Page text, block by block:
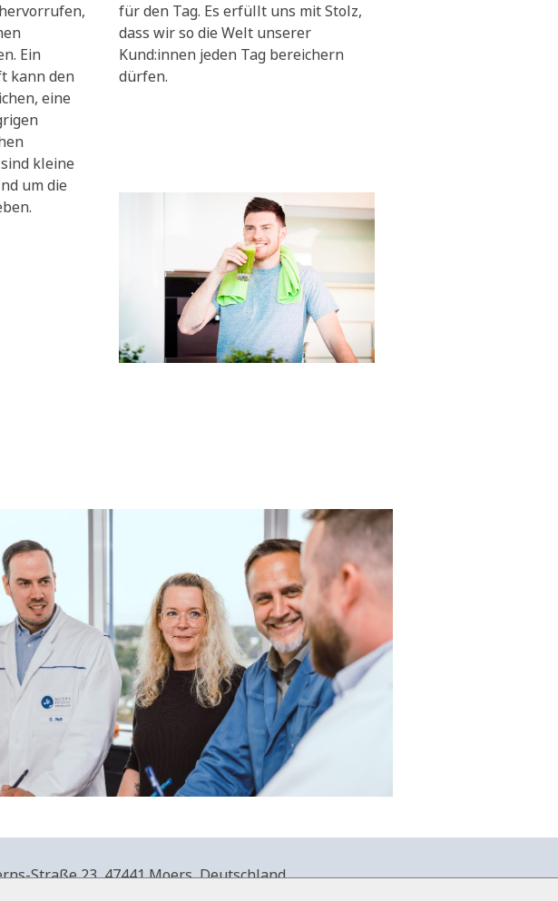
Ein
kann den
eine
kleine
um die
für den Tag. Es erfüllt uns mit Stolz,
dass wir so die Welt unserer
Kund:innen jeden Tag bereichern
dürfen.
Straße 23,47441 Moers, Deutschland.